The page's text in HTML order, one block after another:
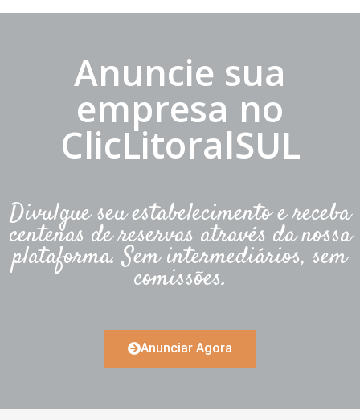
Anuncie sua
empresa no
ClicLitoralSUL
Divulgue seu estabelecimento e receba
centenas de reservas através da nossa
plataforma. Sem intermediários, sem
comissões.
Anunciar Agora